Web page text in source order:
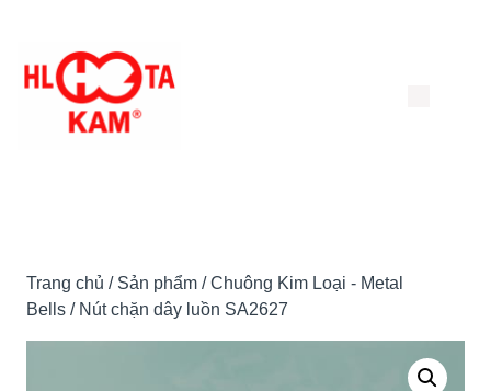
đến
Trang chủ / Sản phẩm /Chuông Kim Loại - Metal
Bells / Nút chặn dây luồn SA2627